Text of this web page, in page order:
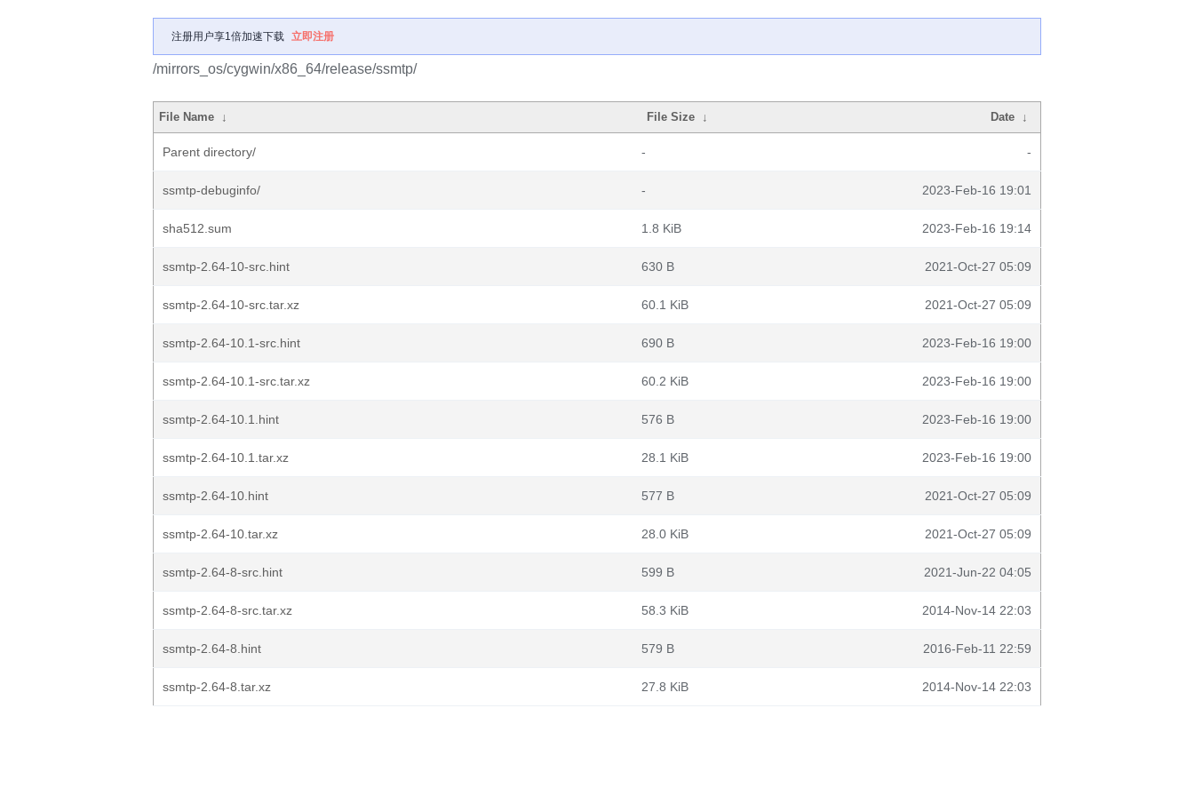
注册用户享1倍加速下载 立即注册
/mirrors_os/cygwin/x86_64/release/ssmtp/
File Name ↓ File Size ↓ Date ↓
Parent directory/ - -
ssmtp-debuginfo/ - 2023-Feb-16 19:01
sha512.sum 1.8 KiB 2023-Feb-16 19:14
ssmtp-2.64-10-src.hint 630 B 2021-Oct-27 05:09
ssmtp-2.64-10-src.tar.xz 60.1 KiB 2021-Oct-27 05:09
ssmtp-2.64-10.1-src.hint 690 B 2023-Feb-16 19:00
ssmtp-2.64-10.1-src.tar.xz 60.2 KiB 2023-Feb-16 19:00
ssmtp-2.64-10.1.hint 576 B 2023-Feb-16 19:00
ssmtp-2.64-10.1.tar.xz 28.1 KiB 2023-Feb-16 19:00
ssmtp-2.64-10.hint 577 B 2021-Oct-27 05:09
ssmtp-2.64-10.tar.xz 28.0 KiB 2021-Oct-27 05:09
ssmtp-2.64-8-src.hint 599 B 2021-Jun-22 04:05
ssmtp-2.64-8-src.tar.xz 58.3 KiB 2014-Nov-14 22:03
ssmtp-2.64-8.hint 579 B 2016-Feb-11 22:59
ssmtp-2.64-8.tar.xz 27.8 KiB 2014-Nov-14 22:03